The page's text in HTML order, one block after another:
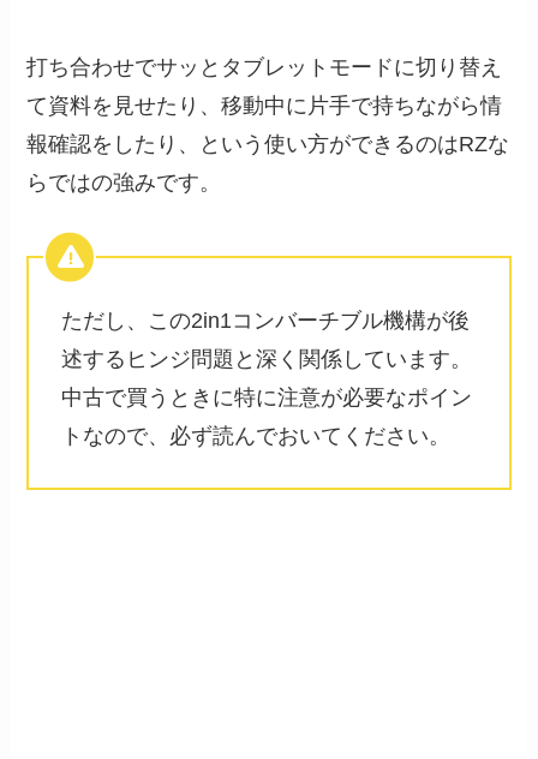
打ち合わせでサッとタブレットモードに切り替え
て資料を見せたり、移動中に片手で持ちながら情
報確認をしたり、という使い方ができるのはRZな
らではの強みです。
ただし、この2in1コンバーチブル機構が後
述するヒンジ問題と深く関係しています。
中古で買うときに特に注意が必要なポイン
トなので、必ず読んでおいてください。